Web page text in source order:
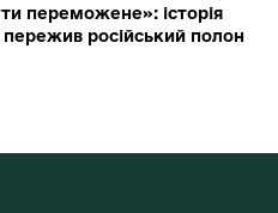
переможене»: історія
пережив російський полон